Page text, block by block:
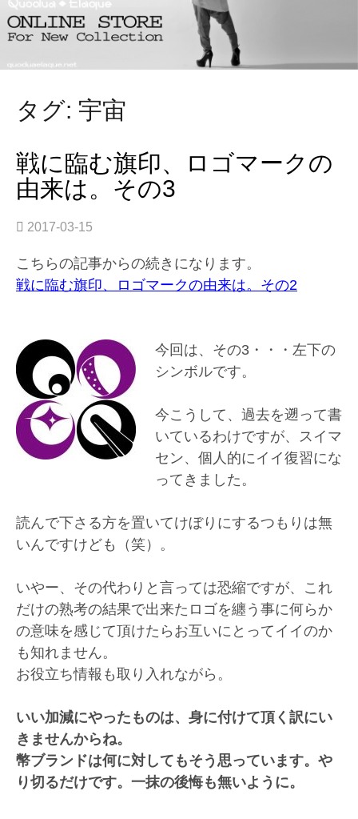
タグ: 宇宙
戦に臨む旗印、ロゴマークの
由来は。その3
2017-03-15
こちらの記事からの続きになります。
戦に臨む旗印、ロゴマークの由来は。その2
今回は、その3・・・左下の
シンボルです。
今こうして、過去を遡って書
いているわけですが、スイマ
セン、個人的にイイ復習にな
ってきました。
読んで下さる方を置いてけぼりにするつもりは無
いんですけども（笑）。
いやー、その代わりと言っては恐縮ですが、これ
だけの熟考の結果で出来たロゴを纏う事に何らか
の意味を感じて頂けたらお互いにとってイイのか
も知れません。
お役立ち情報も取り入れながら。
いい加減にやったものは、身に付けて頂く訳にい
きませんからね。
幣ブランドは何に対してもそう思っています。や
り切るだけです。一抹の後悔も無いように。